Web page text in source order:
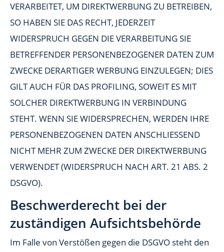
VERARBEITET, UM DIREKTWERBUNG ZU BETREIBEN,
SO HABEN SIE DAS RECHT, JEDERZEIT
WIDERSPRUCH GEGEN DIE VERARBEITUNG SIE
BETREFFENDER PERSONENBEZOGENER DATEN ZUM
ZWECKE DERARTIGER WERBUNG EINZULEGEN; DIES
GILT AUCH FÜR DAS PROFILING, SOWEIT ES MIT
SOLCHER DIREKTWERBUNG IN VERBINDUNG
STEHT. WENN SIE WIDERSPRECHEN, WERDEN IHRE
PERSONENBEZOGENEN DATEN ANSCHLIESSEND
NICHT MEHR ZUM ZWECKE DER DIREKTWERBUNG
VERWENDET (WIDERSPRUCH NACH ART. 21 ABS. 2
DSGVO).
Beschwerde­recht bei der
zuständigen Aufsichts­behörde
Im Falle von Verstößen gegen die DSGVO steht den